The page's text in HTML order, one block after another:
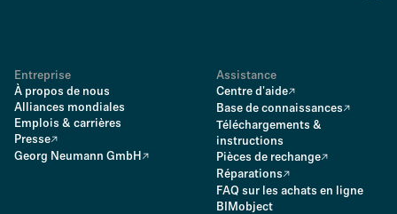
Entreprise
À propos de nous
Alliances mondiales
Emplois & carrières
Presse
Georg Neumann GmbH
Assistance
Centre d'aide
Base de connaissances
Téléchargements &
instructions
Pièces de rechange
Réparations
FAQ sur les achats en ligne
BIMobject